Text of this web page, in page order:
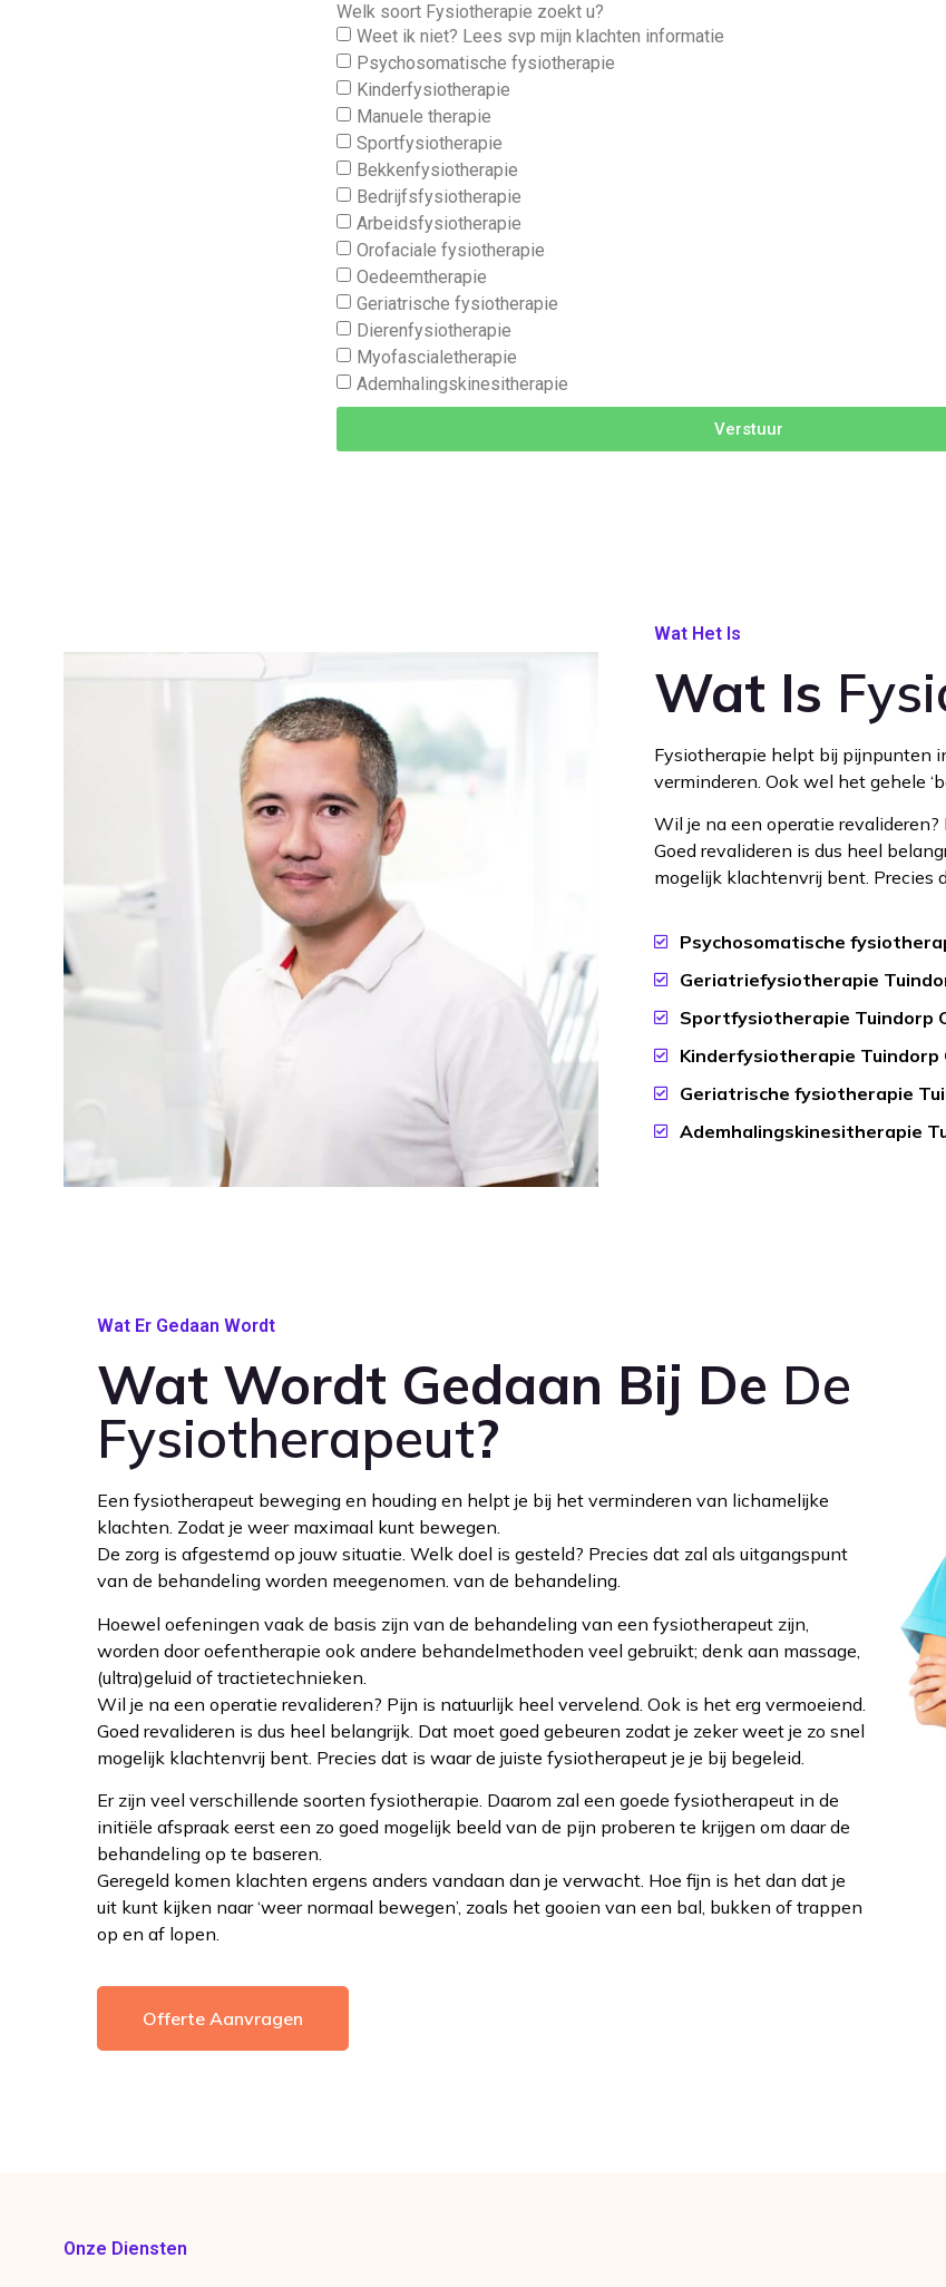
Welk soort Fysiotherapie zoekt u?
Weet ik niet? Lees svp mijn klachten informatie
Psychosomatische fysiotherapie
Kinderfysiotherapie
Manuele therapie
Sportfysiotherapie
Bekkenfysiotherapie
Bedrijfsfysiotherapie
Arbeidsfysiotherapie
Orofaciale fysiotherapie
Oedeemtherapie
Geriatrische fysiotherapie
Dierenfysiotherapie
Myofascialetherapie
Ademhalingskinesitherapie
Verstuur
Wat Het Is
Wat Is
Fysiotherapie helpt bij pijnpunten
verminderen. Ook wel het gehele
Wil je na een operatie revalideren?
Goed revalideren is dus heel
mogelijk klachtenvrij bent. Precies
Psychosomatische
Geriatriefysiotherapie
Sportfysiotherapie Tuindorp
Kinderfysiotherapie Tuindorp
Geriatrische fysiotherapie
Ademhalingskinesitherapie
Wat Er Gedaan Wordt
Wat Wordt Gedaan Bij De De
Fysiotherapeut?
Een fysiotherapeut beweging en houding en helpt je bij het verminderen van lichamelijke
klachten. Zodat je weer maximaal kunt bewegen.
De zorg is afgestemd op jouw situatie. Welk doel is gesteld? Precies dat zal als uitgangspunt
van de behandeling worden meegenomen. van de behandeling.
Hoewel oefeningen vaak de basis zijn van de behandeling van een fysiotherapeut zijn,
worden door oefentherapie ook andere behandelmethoden veel gebruikt; denk aan massage,
(ultra)geluid of tractietechnieken.
Wil je na een operatie revalideren? Pijn is natuurlijk heel vervelend. Ook is het erg vermoeiend.
Goed revalideren is dus heel belangrijk. Dat moet goed gebeuren zodat je zeker weet je zo snel
mogelijk klachtenvrij bent. Precies dat is waar de juiste fysiotherapeut je je bij begeleid.
Er zijn veel verschillende soorten fysiotherapie. Daarom zal een goede fysiotherapeut in de
initiële afspraak eerst een zo goed mogelijk beeld van de pijn proberen te krijgen om daar de
behandeling op te baseren.
Geregeld komen klachten ergens anders vandaan dan je verwacht. Hoe fijn is het dan dat je
uit kunt kijken naar ‘weer normaal bewegen’, zoals het gooien van een bal, bukken of trappen
op en af lopen. ​
Offerte Aanvragen
Onze Diensten